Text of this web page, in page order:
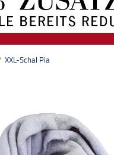
XXL-Schal Pia